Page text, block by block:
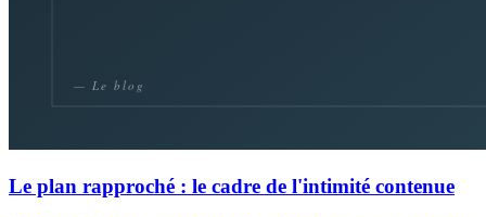
Le plan rapproché : le cadre de l'intimité contenue